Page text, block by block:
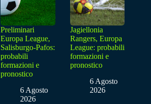
Preliminari
Europa League,
Salisburgo-Pafos:
probabili
formazioni e
pronostico
6 Agosto
2026
Jagiellonia
Rangers, Europa
League: probabili
formazioni e
pronostico
6 Agosto
2026